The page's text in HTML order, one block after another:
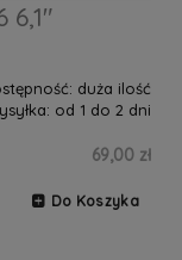
6,1"
duża ilość
od 1 do 2 dni
69,00 zł
Do Koszyka